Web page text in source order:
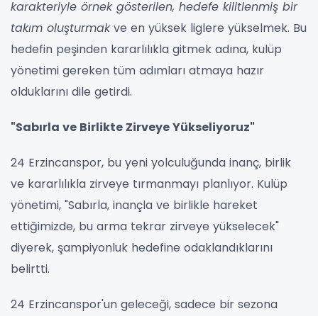
karakteriyle örnek gösterilen, hedefe kilitlenmiş bir
takım oluşturmakve en yüksek liglere yükselmek. Bu
hedefin peşinden kararlılıkla gitmek adına, kulüp
yönetimi gereken tüm adımları atmaya hazır
olduklarını dile getirdi.
"Sabırla ve Birlikte Zirveye Yükseliyoruz"
24 Erzincanspor, bu yeni yolculuğunda inanç, birlik
ve kararlılıkla zirveye tırmanmayı planlıyor. Kulüp
yönetimi, "Sabırla, inançla ve birlikle hareket
ettiğimizde, bu arma tekrar zirveye yükselecek"
diyerek, şampiyonluk hedefine odaklandıklarını
belirtti.
24 Erzincanspor'un geleceği, sadece bir sezona